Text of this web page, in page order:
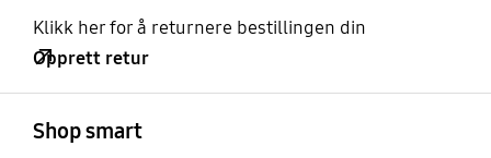
Klikk her for å returnere bestillingen din
Opprett retur
Shop smart